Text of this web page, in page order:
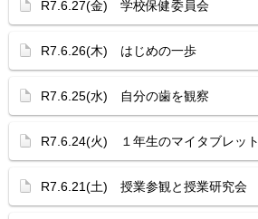
R7.6.27(金) 学校保健委員会
R7.6.26(木) はじめの一歩
R7.6.25(水) 自分の歯を観察
R7.6.24(火) １年生のマイタブレット
R7.6.21(土) 授業参観と授業研究会